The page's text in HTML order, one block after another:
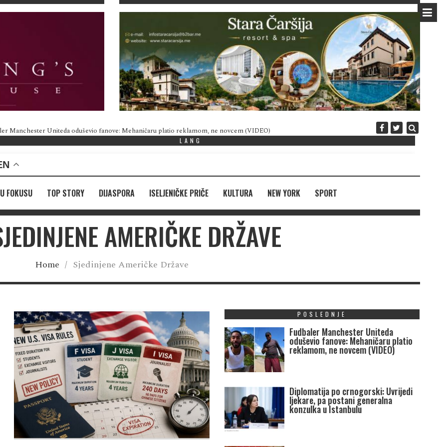
Manchester Uniteda oduševio fanove: Mehaničaru platio reklamom, ne novcem (VIDEO) Diplomatija po
LANG
U FOKUSU TOP STORY DIJASPORA ISELJENIČKE PRIČE KULTURA NEW YORK SPORT
AMERIČKE DRŽAVE
Home / Sjedinjene Američke Države
POSLEDNJE
Fudbaler Manchester Uniteda
oduševio fanove: Mehaničaru platio
reklamom, ne novcem (VIDEO)
Diplomatija po crnogorski: Uvrijedi
ljekare, pa postani generalna
konzulka u Istanbulu